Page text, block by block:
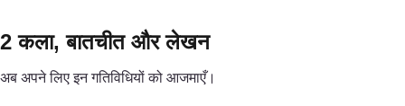
2 कला, बातचीत और लेखन
अब अपने लिए इन गतिविधियों को आजमाएँ।